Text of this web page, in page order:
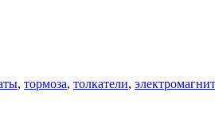
, тормоза, толкатели,